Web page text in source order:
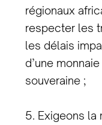
régionaux
respecter les
les délais
d’une
souveraine ;
5. Exigeons la